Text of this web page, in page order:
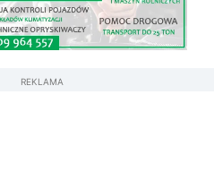
REKLAMA